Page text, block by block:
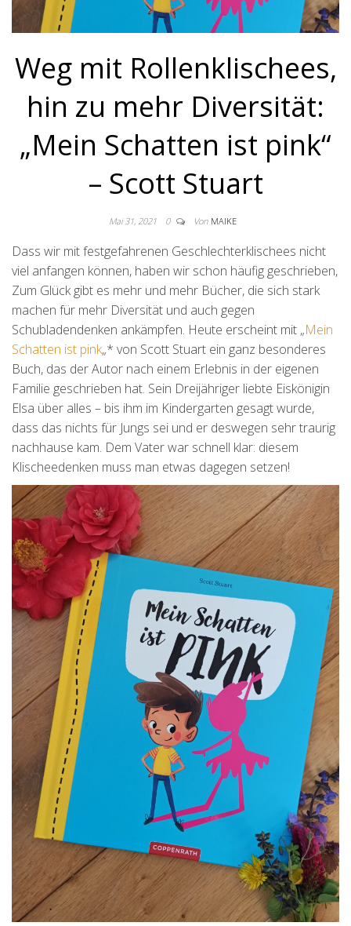
Weg mit Rollenklischees,
hin zu mehr Diversität:
„Mein Schatten ist pink“
– Scott Stuart
Mai 31, 2021 0 Von MAIKE
Dass wir mit festgefahrenen Geschlechterklischees nicht
viel anfangen können, haben wir schon häufig geschrieben,
Zum Glück gibt es mehr und mehr Bücher, die sich stark
machen für mehr Diversität und auch gegen
Schubladendenken ankämpfen. Heute erscheint mit „Mein
Schatten ist pink„* von Scott Stuart ein ganz besonderes
Buch, das der Autor nach einem Erlebnis in der eigenen
Familie geschrieben hat. Sein Dreijähriger liebte Eiskönigin
Elsa über alles – bis ihm im Kindergarten gesagt wurde,
dass das nichts für Jungs sei und er deswegen sehr traurig
nachhause kam. Dem Vater war schnell klar: diesem
Klischeedenken muss man etwas dagegen setzen!